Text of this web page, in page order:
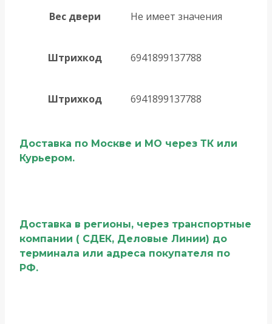
Вес двери Не имеет значения
Штрихкод 6941899137788
Штрихкод 6941899137788
Доставка по Москве и МО через ТК или
Курьером.
Доставка в регионы, через транспортные
компании ( СДЕК, Деловые Линии) до
терминала или адреса покупателя по
РФ.